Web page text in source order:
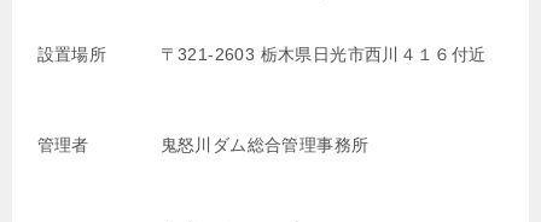
設置場所 〒321-2603 栃木県日光市西川４１６付近
管理者 鬼怒川ダム総合管理事務所